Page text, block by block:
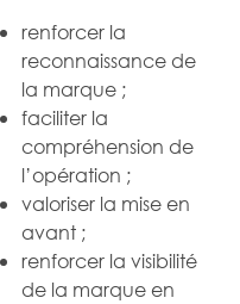
renforcer la
reconnaissance de
la marque ;
faciliter la
compréhension de
l’opération ;
valoriser la mise en
avant ;
renforcer la visibilité
de la marque en